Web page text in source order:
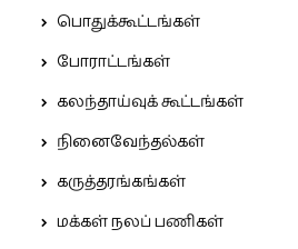
பொதுக்கூட்டங்கள்
போராட்டங்கள்
கலந்தாய்வுக் கூட்டங்கள்
நினைவேந்தல்கள்
கருத்தரங்கங்கள்
மக்கள் நலப் பணிகள்